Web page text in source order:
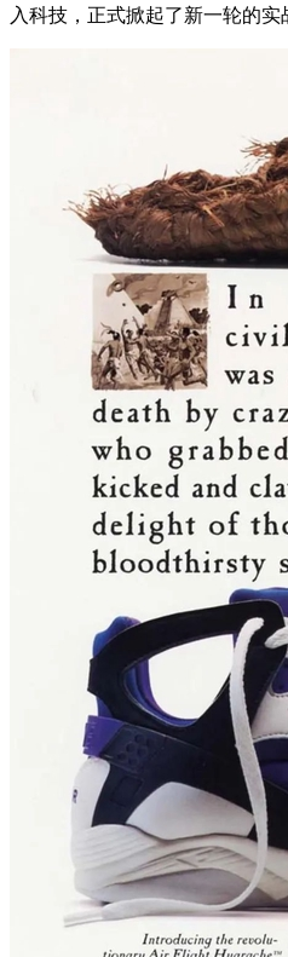
入科技，正式掀起了新一轮的实